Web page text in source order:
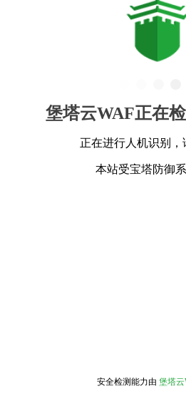
堡塔云WAF正在
正在进行人机识别，
本站受宝塔防御
安全检测能力由 堡塔